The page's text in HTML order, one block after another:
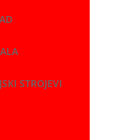
STROJEVI